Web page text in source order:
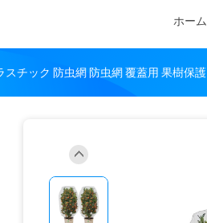
ホーム
スチック 防虫網 防虫網 覆蓋用 果樹保